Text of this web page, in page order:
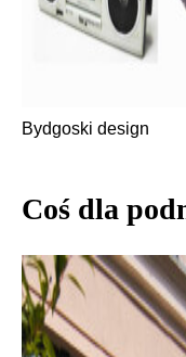
Bydgoski design
Coś dla